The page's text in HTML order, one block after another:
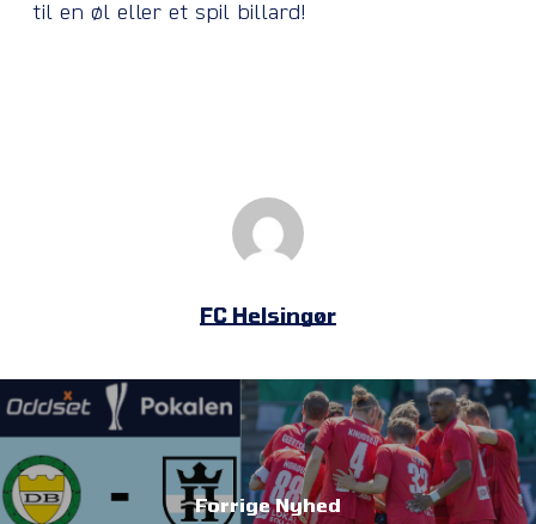
til en øl eller et spil billard!
FC Helsingør
Forrige Nyhed